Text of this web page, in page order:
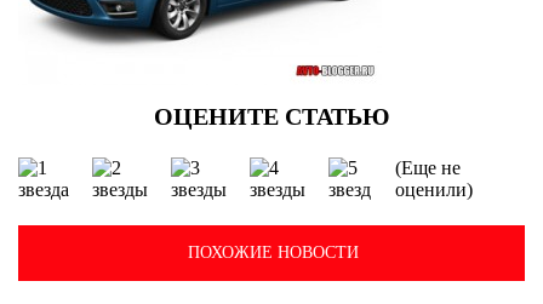
(Еще не
оценили)
ПОХОЖИЕ НОВОСТИ